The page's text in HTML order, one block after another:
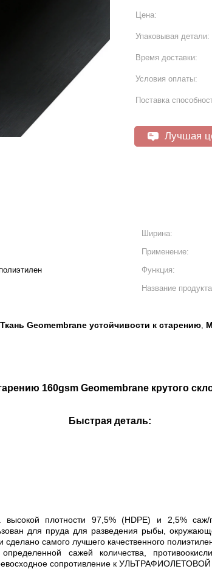
Цена:
Упаковывая детали:
Время доставки:
Условия оплаты:
Поставка
Лучшая
Ширина:
Применение:
Функция:
Название
Ткань Geomembrane устойчивости к старению,
160gsm Geomembrane крутого
Быстрая деталь:
плотности 97,5% (HDPE) и 2,5% саж/
для пруда для разведения рыбы,
самого лучшего качественного
сажей количества,
сопротивление к